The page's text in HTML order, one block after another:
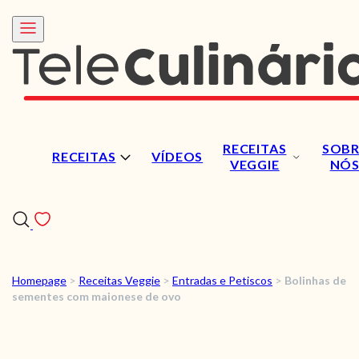
RECEITAS VÍDEOS
RECEITAS
VEGGIE
NÓS
RECEITAS
Homepage > Receitas Veggie > Entradas e Petiscos > Bolinhas de
sementes com maionese de ovo